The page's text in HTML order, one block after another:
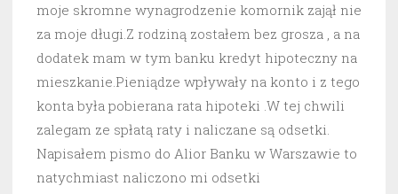
moje skromne wynagrodzenie komornik zajął nie
za moje długi.Z rodziną zostałem bez grosza , a na
dodatek mam w tym banku kredyt hipoteczny na
mieszkanie.Pieniądze wpływały na konto i z tego
konta była pobierana rata hipoteki .W tej chwili
zalegam ze spłatą raty i naliczane są odsetki.
Napisałem pismo do Alior Banku w Warszawie to
natychmiast naliczono mi odsetki